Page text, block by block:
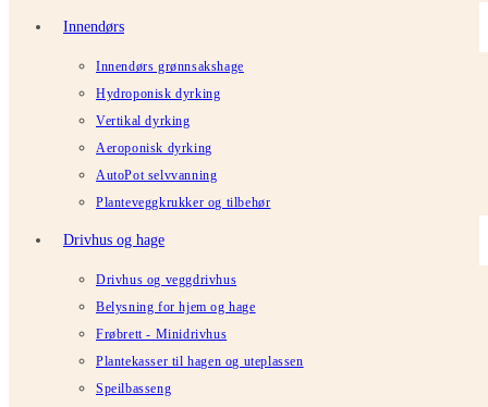
Innendørs
Innendørs grønnsakshage
Hydroponisk dyrking
Vertikal dyrking
Aeroponisk dyrking
AutoPot selvvanning
Planteveggkrukker og tilbehør
Drivhus og hage
Drivhus og veggdrivhus
Belysning for hjem og hage
Frøbrett - Minidrivhus
Plantekasser til hagen og uteplassen
Speilbasseng